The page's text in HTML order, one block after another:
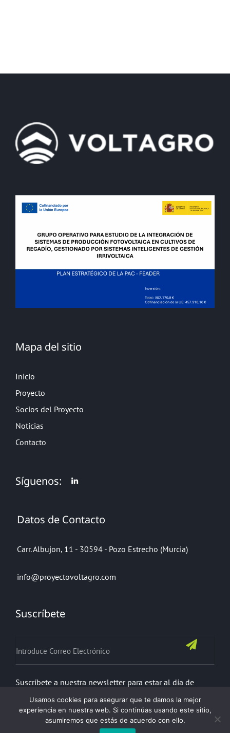
Mapa del sitio
Inicio
Proyecto
Socios del Proyecto
Noticias
Contacto
Síguenos:
Datos de Contacto
Carr. Albujon, 11 - 30594 - Pozo Estrecho (Murcia)
info@proyectovoltagro.com
Suscríbete
Suscríbete a nuestra newsletter para estar al día de
todas nuestras noticias
Usamos cookies para asegurar que te damos la mejor
experiencia en nuestra web. Si continúas usando este sitio,
asumiremos que estás de acuerdo con ello.